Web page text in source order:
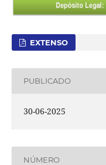
EXTENSO
PUBLICADO
30-06-2025
NÚMERO